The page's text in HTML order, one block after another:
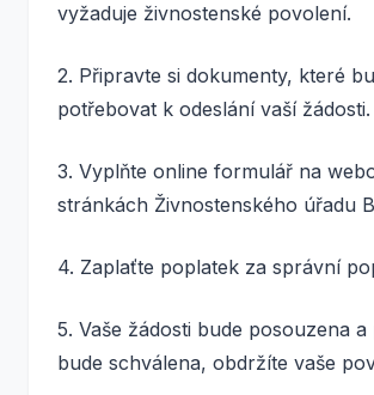
vyžaduje živnostenské povolení.
2. Připravte si dokumenty, které
potřebovat k odeslání vaší žádosti.
3. Vyplňte online formulář na
stránkách Živnostenského úřadu
4. Zaplaťte poplatek za správní
5. Vaše žádosti bude posouzena a
bude schválena, obdržíte vaše